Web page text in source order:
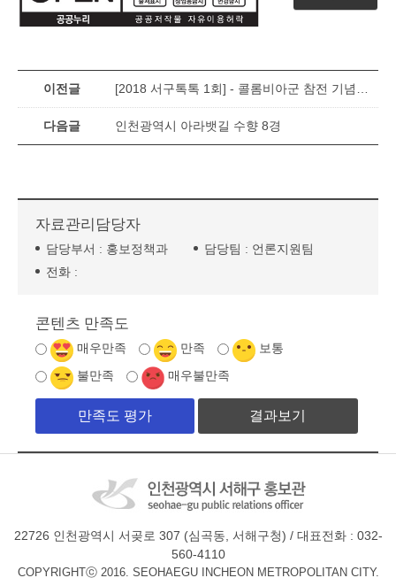
이전글
다음글 인천광역시 아라뱃길 수향 8경
자료관리담당자
담당부서 : 홍보정책과 담당팀 : 언론지원팀
전화 :
콘텐츠 만족도
매우만족 만족 보통
불만족 매우불만족
결과보기
22726 인천광역시 서곶로 307 (심곡동, 서해구청) / 대표전화 : 032-
560-4110
COPYRIGHTⓒ 2016. SEOHAEGU INCHEON METROPOLITAN CITY.